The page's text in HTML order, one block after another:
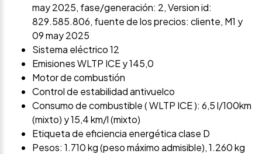
may 2025, fase/generación: 2, Version id:
829.585.806, fuente de los precios: cliente, M1 y
09 may 2025
Sistema eléctrico 12
Emisiones WLTP ICE y 145,0
Motor de combustión
Control de estabilidad antivuelco
Consumo de combustible ( WLTP ICE ): 6,5 l/100km
(mixto) y 15,4 km/l (mixto)
Etiqueta de eficiencia energética clase D
Pesos: 1.710 kg (peso máximo admisible), 1.260 kg